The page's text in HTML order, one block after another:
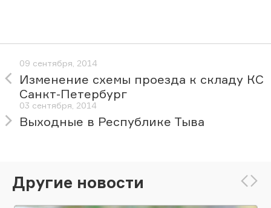
09 сентября, 2014
Изменение схемы проезда к складу КС
Санкт-Петербург
03 сентября, 2014
Выходные в Республике Тыва
Другие новости